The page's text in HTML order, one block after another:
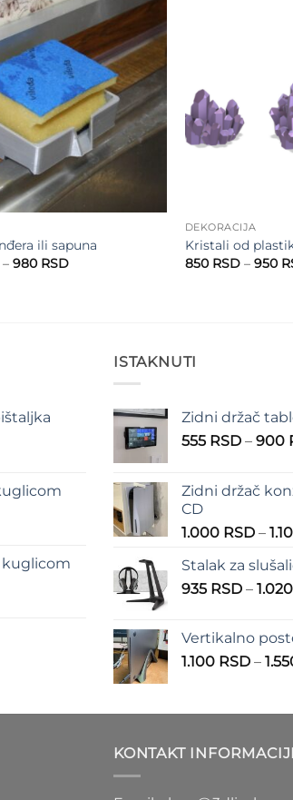
Add to
wishlist
ili sapuna
– 980 RSDRaspon
DEKORACIJA
Kristali od
850 RSD – 950
RSD
kuglicom
RSD
RSD
ISTAKNUTI
Zidni držač
555 RSD – 900
Zidni držač
CD
1.000 RSD –
Stalak za
935 RSD – 1.020
Vertikalno
1.100 RSD –
KONTAKT